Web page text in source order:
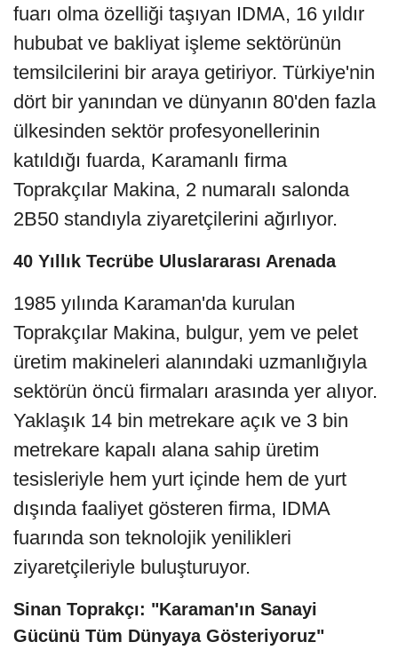
fuarı olma özelliği taşıyan IDMA, 16 yıldır
hububat ve bakliyat işleme sektörünün
temsilcilerini bir araya getiriyor. Türkiye'nin
dört bir yanından ve dünyanın 80'den fazla
ülkesinden sektör profesyonellerinin
katıldığı fuarda, Karamanlı firma
Toprakçılar Makina, 2 numaralı salonda
2B50 standıyla ziyaretçilerini ağırlıyor.
40 Yıllık Tecrübe Uluslararası Arenada
1985 yılında Karaman'da kurulan
Toprakçılar Makina, bulgur, yem ve pelet
üretim makineleri alanındaki uzmanlığıyla
sektörün öncü firmaları arasında yer alıyor.
Yaklaşık 14 bin metrekare açık ve 3 bin
metrekare kapalı alana sahip üretim
tesisleriyle hem yurt içinde hem de yurt
dışında faaliyet gösteren firma, IDMA
fuarında son teknolojik yenilikleri
ziyaretçileriyle buluşturuyor.
Sinan Toprakçı: "Karaman'ın Sanayi
Gücünü Tüm Dünyaya Gösteriyoruz"